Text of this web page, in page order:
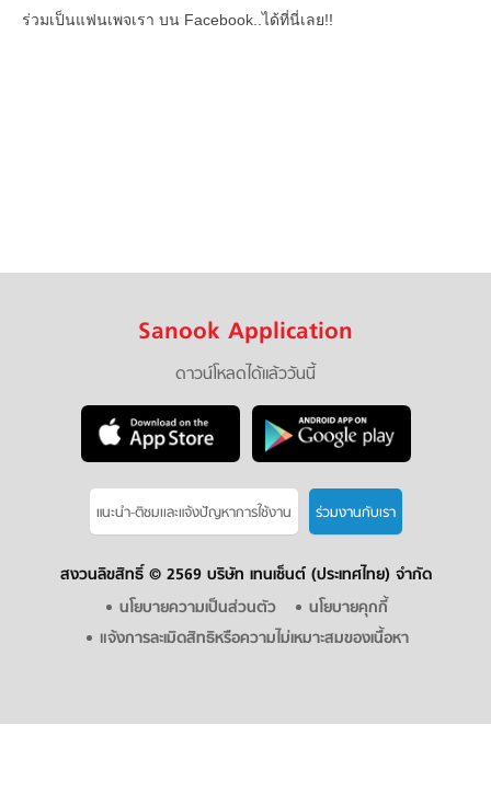
ร่วมเป็นแฟนเพจเรา บน Facebook..ได้ที่นี่เลย!!
Sanook Application
ดาวน์โหลดได้แล้ววันนี้
แนะนำ-ติชมเเละแจ้งปัญหาการใช้งาน ร่วมงานกับเรา
สงวนลิขสิทธิ์ © 2569 บริษัท เทนเซ็นต์ (ประเทศไทย) จำกัด
นโยบายความเป็นส่วนตัว
นโยบายคุกกี้
แจ้งการละเมิดสิทธิหรือความไม่เหมาะสมของเนื้อหา